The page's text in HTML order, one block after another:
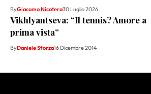
ByGiacomo Nicotera30 Luglio 2026
Vikhlyantseva: “Il tennis? Amore a
prima vista”
ByDaniele Sforza16 Dicembre 2014